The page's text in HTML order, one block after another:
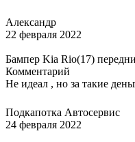
Александр
22 февраля 2022
Бампер Kia Rio(17)
Комментарий
Не идеал , но за такие
Подкапотка Автосервис
24 февраля 2022